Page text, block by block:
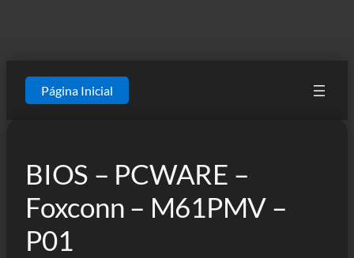
Página Inicial
BIOS – PCWARE –
Foxconn – M61PMV –
P01